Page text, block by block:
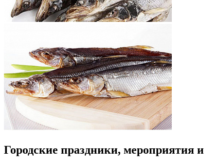
Городские праздники, мероприятия и